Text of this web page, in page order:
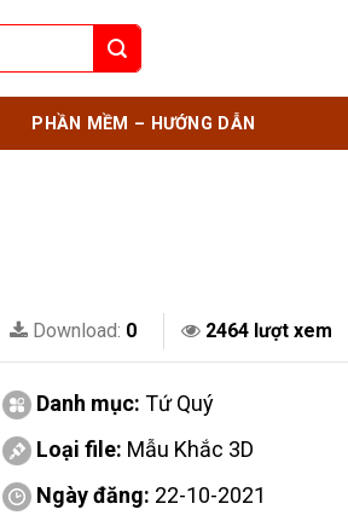
PHẦN MỀM – HƯỚNG DẪN
Download: 0 2464 lượt xem
Danh mục: Tứ Quý
Loại file: Mẫu Khắc 3D
Ngày đăng: 22-10-2021